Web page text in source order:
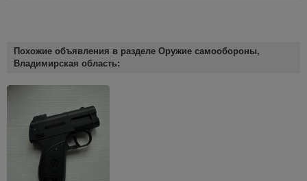
Похожие объявления в разделе Оружие самообороны,
Владимирская область: